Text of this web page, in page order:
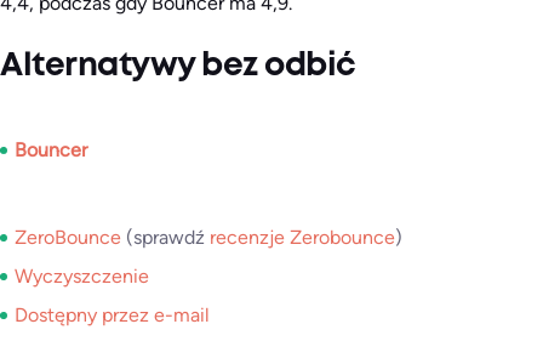
Alternatywy bez odbić
Bouncer
ZeroBounce (sprawdź recenzje Zerobounce)
Wyczyszczenie
Dostępny przez e-mail